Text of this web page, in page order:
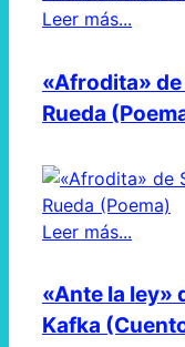
Leer más...
«Afrodita»
Rueda
Leer más...
«Ante la ley»
Kafka